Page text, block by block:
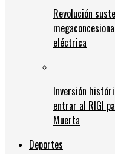
Revolución
eléctrica
Inversión
entrar al RIGI
Muerta
Deportes